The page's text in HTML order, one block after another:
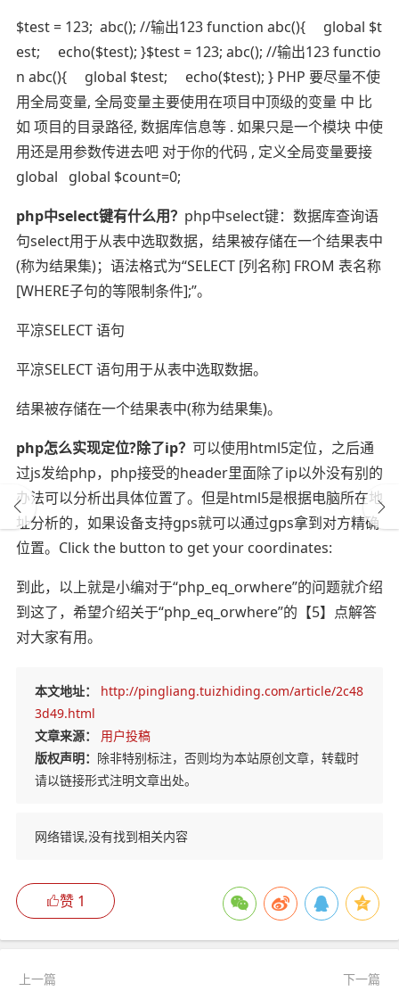
$test = 123; abc(); //输出123 function abc(){ global $t
est; echo($test); }$test = 123; abc(); //输出123 functio
n abc(){ global $test; echo($test); } PHP 要尽量不使
用全局变量, 全局变量主要使用在项目中顶级的变量 中 比
如 项目的目录路径, 数据库信息等 . 如果只是一个模块 中使
用还是用参数传进去吧 对于你的代码 , 定义全局变量要接
global global $count=0;
php中select键有什么用？ php中select键：数据库查询语
句select用于从表中选取数据，结果被存储在一个结果表中
(称为结果集)；语法格式为“SELECT [列名称] FROM 表名称
[WHERE子句的等限制条件];”。
平凉SELECT 语句
平凉SELECT 语句用于从表中选取数据。
结果被存储在一个结果表中(称为结果集)。
php怎么实现定位?除了ip？ 可以使用html5定位，之后通
过js发给php，php接受的header里面除了ip以外没有别的
办法可以分析出具体位置了。但是html5是根据电脑所在地
址分析的，如果设备支持gps就可以通过gps拿到对方精确
位置。Click the button to get your coordinates:
到此，以上就是小编对于“php_eq_orwhere”的问题就介绍
到这了，希望介绍关于“php_eq_orwhere”的【5】点解答
对大家有用。
本文地址：
http://pingliang.tuizhiding.com/article/2c48
3d49.html
文章来源：
用户投稿
版权声明： 除非特别标注，否则均为本站原创文章，转载时
请以链接形式注明文章出处。
网络错误,没有找到相关内容
赞 1
上一篇 下一篇